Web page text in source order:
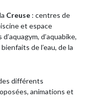
Creuse : centres de
et espace
d’aquabike,
de l’eau, de la
différents
animations et